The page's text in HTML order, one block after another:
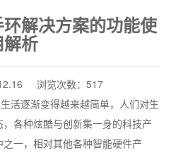
解决方案的功能使
解析
浏览次数：517
逐渐变得越来越简单，人们对生
各种炫酷与创新集一身的科技产
一，相对其他各种智能硬件产